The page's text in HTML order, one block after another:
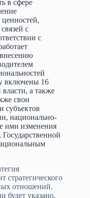
в сфере
с
с
включены 16
а также
свои
субъектов
национально-
ими изменения
отношений.
будет указано,